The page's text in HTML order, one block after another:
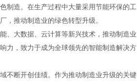
制造。在生产过程中大量采用节能环保的工
，推动制造业的绿色转型升级。
、大数据、云计算等新兴技术，推动制造业
力，致力于成为全球领先的智能制造解决方
不断开创佳绩。作为推动制造业升级的关键